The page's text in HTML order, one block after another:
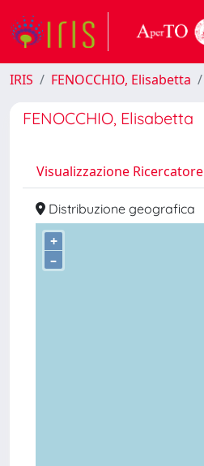
IRIS FENOCCHIO, Elisabetta
FENOCCHIO, Elisabetta
Visualizzazione Ricercatore
Distribuzione geografica
+
–